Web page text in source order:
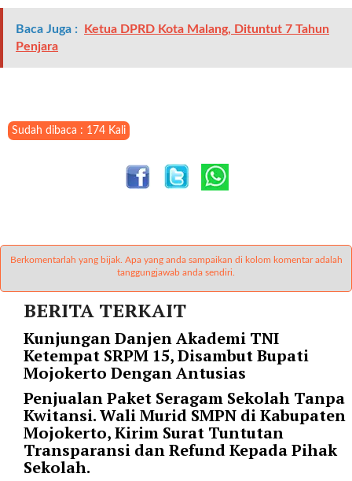
g
u
Baca Juga :
Ketua DPRD Kota Malang, Dituntut 7 Tahun
Penjara
Sudah dibaca : 174 Kali
Berkomentarlah yang bijak. Apa yang anda sampaikan di kolom komentar adalah
tanggungjawab anda sendiri.
BERITA TERKAIT
Kunjungan Danjen Akademi TNI
Ketempat SRPM 15, Disambut Bupati
Mojokerto Dengan Antusias
Penjualan Paket Seragam Sekolah Tanpa
Kwitansi. Wali Murid SMPN di Kabupaten
Mojokerto, Kirim Surat Tuntutan
Transparansi dan Refund Kepada Pihak
Sekolah.